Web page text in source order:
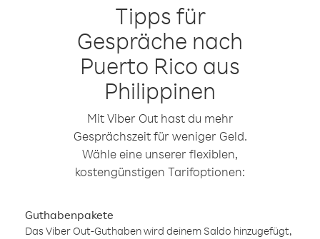
Tipps für
Gespräche nach
Puerto Rico aus
Philippinen
Mit Viber Out hast du mehr
Gesprächszeit für weniger Geld.
Wähle eine unserer flexiblen,
kostengünstigen Tarifoptionen:
Guthabenpakete
Das Viber Out-Guthaben wird deinem Saldo hinzugefügt,